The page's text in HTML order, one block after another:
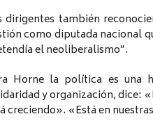
dirigentes también
como diputada nacional
el neoliberalismo”.
Horne la política es una
y organización, dice:
creciendo». «Está en